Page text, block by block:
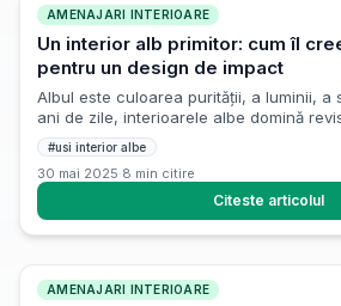
AMENAJARI INTERIOARE
Un interior alb primitor: cum îl
pentru un design de impact
Albul este culoarea purității, a luminii, a
ani de zile, interioarele albe domină
bună dreptate! O cameră albă poate fi
luminoasă și versatilă, dar provocarea
interior alb primitor, nu unul rece. Să
teamă subtilă: cum facem […]
#usi interior albe
30 mai 2025·8 min citire
Citeste articolul
AMENAJARI INTERIOARE